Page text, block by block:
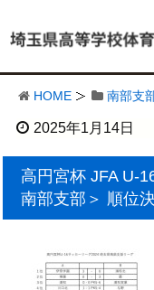
HOME 南部支
2025年1月14日
高円宮杯 JFA U-
南部支部＞ 順位